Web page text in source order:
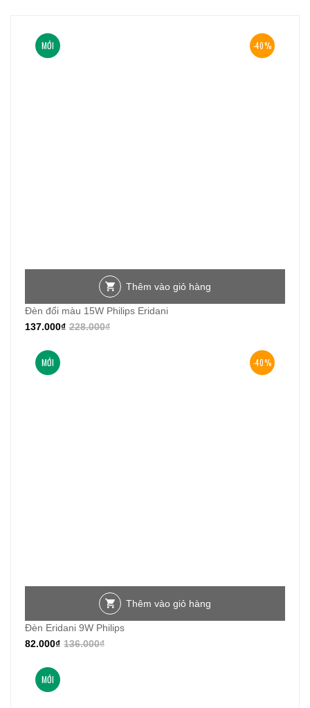
-40%
MỚI
Thêm vào giỏ hàng
Đèn đổi màu 15W Philips Eridani
228.000₫
137.000₫
-40%
MỚI
Thêm vào giỏ hàng
Đèn Eridani 9W Philips
136.000₫
82.000₫
MỚI